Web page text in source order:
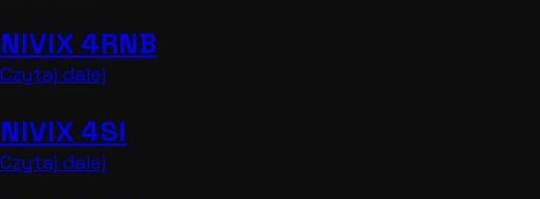
NIVIX 4RNB
Czytaj dalej
NIVIX 4SI
Czytaj dalej